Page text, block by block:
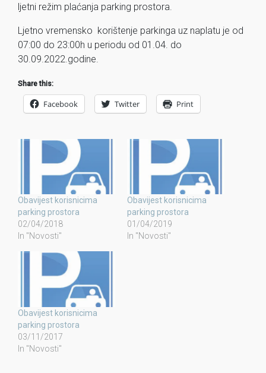
ljetni režim plaćanja parking prostora.
Ljetno vremensko korištenje parkinga uz naplatu je od
07:00 do 23:00h u periodu od 01.04. do
30.09.2022.godine.
Share this:
Facebook Twitter Print
Obavijest korisnicima
parking prostora
02/04/2018
In "Novosti"
Obavijest korisnicima
parking prostora
01/04/2019
In "Novosti"
Obavijest korisnicima
parking prostora
03/11/2017
In "Novosti"